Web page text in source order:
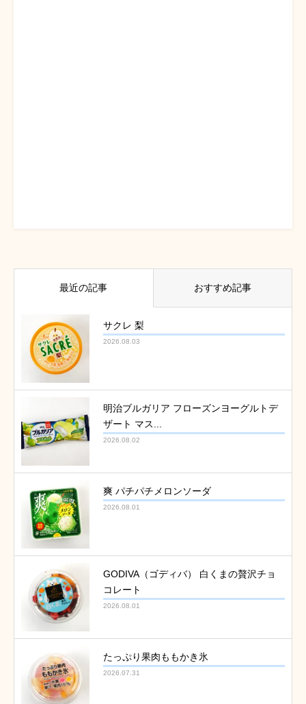
最近の記事 おすすめ記事
サクレ 梨
2026.08.03
明治ブルガリア フローズンヨーグルトデ
ザート マス...
2026.08.02
爽 パチパチメロンソーダ
2026.08.01
GODIVA（ゴディバ） 白くまの贅沢チョ
コレート
2026.08.01
たっぷり果肉ももかき氷
2026.07.31